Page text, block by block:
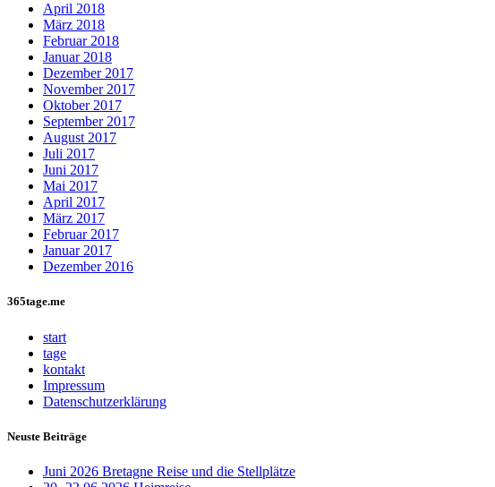
April 2018
März 2018
Februar 2018
Januar 2018
Dezember 2017
November 2017
Oktober 2017
September 2017
August 2017
Juli 2017
Juni 2017
Mai 2017
April 2017
März 2017
Februar 2017
Januar 2017
Dezember 2016
365tage.me
start
tage
kontakt
Impressum
Datenschutzerklärung
Neuste Beiträge
Juni 2026 Bretagne Reise und die Stellplätze